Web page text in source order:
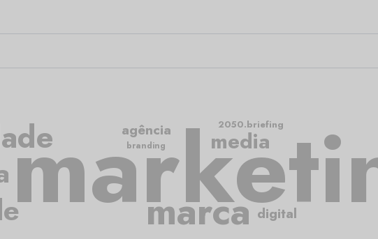
marca
media
agência
digital
2050.briefing
branding